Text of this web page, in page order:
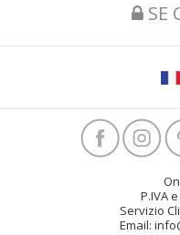
SE
P.IVA
Servizio
Email: